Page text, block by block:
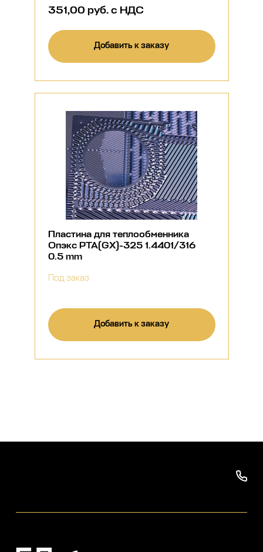
351,00 руб. с НДС
Добавить к заказу
Пластина для теплообменника
Опэкс РТА(GX)-325 1.4401/316
0.5 mm
Под заказ
Добавить к заказу